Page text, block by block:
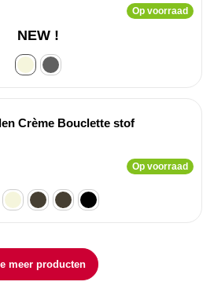
Op voorraad
NEW !
Crème Bouclette stof
Op voorraad
meer producten